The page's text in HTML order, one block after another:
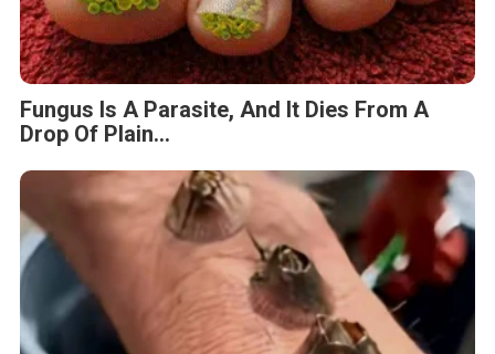
Fungus Is A Parasite, And It Dies From A
Drop Of Plain...